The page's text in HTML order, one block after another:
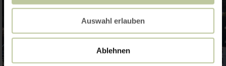
Auswahl erlauben
Ablehnen